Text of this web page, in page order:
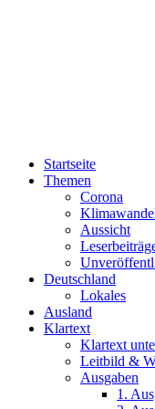
Startseite
Themen
Corona
Aussicht
Deutschland
Lokales
Ausland
Klartext
Klartext
Leitbild &
Ausgaben
1.